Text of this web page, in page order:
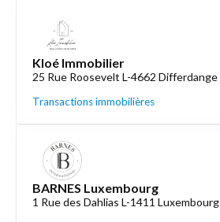
Kloé Immobilier
25 Rue Roosevelt L-4662 Differdange
Transactions immobilières
BARNES Luxembourg
1 Rue des Dahlias L-1411 Luxembourg